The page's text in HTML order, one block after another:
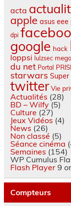
acta
apple asus
dpi
google hack
loppsi lulzsec
du net Portal
starwars Super
twitter Vie
Actualités (28)
BD – Wilfy(5)
Culture (27)
Jeux Vidéos (4)
News (26)
Non classé (5)
Séance cinéma
Semaines (154)
WP Cumulus
Flash Player9
Compteurs